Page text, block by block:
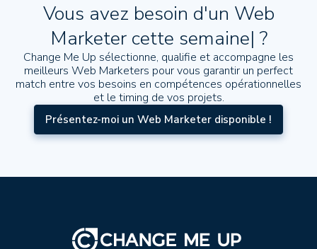
Vous avez besoin d'un Web
Marketer cette semaine| ?
Change Me Up sélectionne, qualifie et accompagne les
meilleurs Web Marketers pour vous garantir un perfect
match entre vos besoins en compétences opérationnelles
et le timing de vos projets.
Présentez-moi un Web Marketer disponible !